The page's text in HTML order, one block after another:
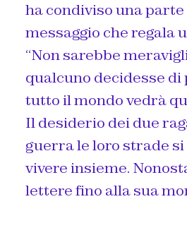
ha condiviso una
messaggio che regala
“Non sarebbe
qualcuno decidesse
tutto il mondo vedrà
Il desiderio dei due
guerra le loro strade
vivere insieme.
lettere fino alla sua